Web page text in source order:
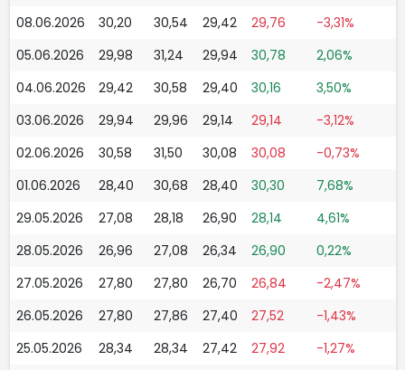
08.06.2026
30,20 30,54 29,42 29,76
-3,31%
05.06.2026
29,98 31,24 29,94 30,78
2,06%
04.06.2026
29,42 30,58 29,40 30,16
3,50%
03.06.2026
29,94 29,96 29,14 29,14
-3,12%
02.06.2026
30,58 31,50 30,08 30,08
-0,73%
01.06.2026
28,40 30,68 28,40 30,30
7,68%
29.05.2026
27,08 28,18 26,90 28,14
4,61%
28.05.2026
26,96 27,08 26,34 26,90
0,22%
27.05.2026
27,80 27,80 26,70 26,84
-2,47%
26.05.2026
27,80 27,86 27,40 27,52
-1,43%
25.05.2026
28,34 28,34 27,42 27,92 -1,27%